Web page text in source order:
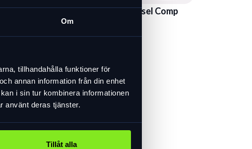
Om
tillhandahålla funktioner för
annan information från din enhet
i sin tur kombinera informationen
använt deras tjänster.
Tillåt alla
Specialized Chisel Comp
Specialized
I lager